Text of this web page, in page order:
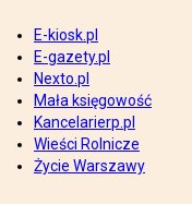
E-kiosk.pl
E-gazety.pl
Nexto.pl
Mała księgowość
Kancelarierp.pl
Wieści Rolnicze
Życie Warszawy